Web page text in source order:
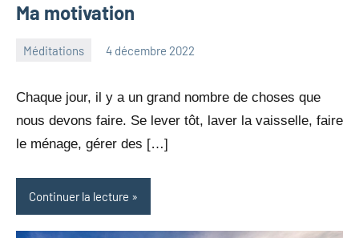
Ma motivation
Méditations 4 décembre 2022
Chaque jour, il y a un grand nombre de choses que
nous devons faire. Se lever tôt, laver la vaisselle, faire
le ménage, gérer des […]
Continuer la lecture